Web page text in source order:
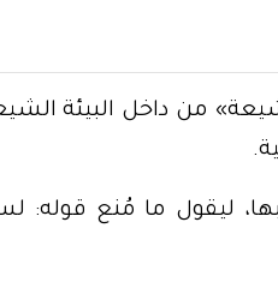
من داخل البيئة
ليقول ما مُنع قوله: